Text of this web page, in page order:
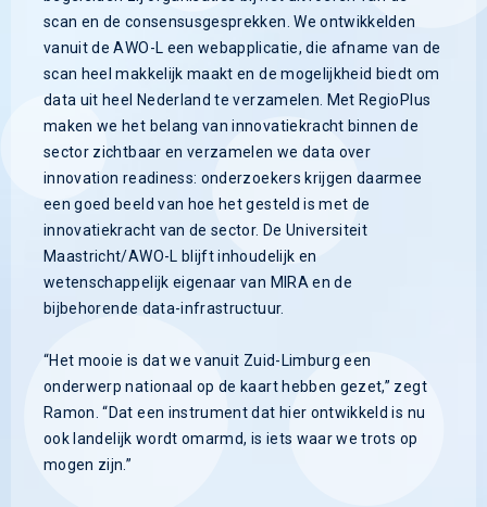
scan en de consensusgesprekken. We ontwikkelden
vanuit de AWO-L een webapplicatie, die afname van de
scan heel makkelijk maakt en de mogelijkheid biedt om
data uit heel Nederland te verzamelen. Met RegioPlus
maken we het belang van innovatiekracht binnen de
sector zichtbaar en verzamelen we data over
innovation readiness: onderzoekers krijgen daarmee
een goed beeld van hoe het gesteld is met de
innovatiekracht van de sector. De Universiteit
Maastricht/AWO-L blijft inhoudelijk en
wetenschappelijk eigenaar van MIRA en de
bijbehorende data-infrastructuur.
“Het mooie is dat we vanuit Zuid-Limburg een
onderwerp nationaal op de kaart hebben gezet,” zegt
Ramon. “Dat een instrument dat hier ontwikkeld is nu
ook landelijk wordt omarmd, is iets waar we trots op
mogen zijn.”